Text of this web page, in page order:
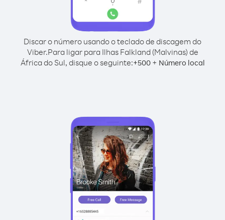
Discar o número usando o teclado de discagem do
Viber.Para ligar para Ilhas Falkland (Malvinas) de
África do Sul, disque o seguinte:+500+ Número local